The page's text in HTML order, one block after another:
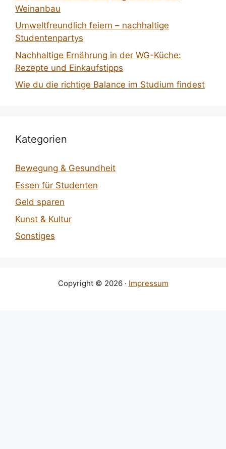
Weinanbau
Umweltfreundlich feiern – nachhaltige
Studentenpartys
Nachhaltige Ernährung in der WG-Küche:
Rezepte und Einkaufstipps
Wie du die richtige Balance im Studium findest
Kategorien
Bewegung & Gesundheit
Essen für Studenten
Geld sparen
Kunst & Kultur
Sonstiges
Copyright © 2026 · Impressum